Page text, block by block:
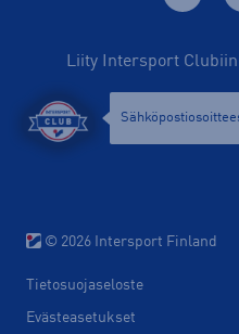
Liity Intersport
© 2026 Intersport Finland
Tietosuojaseloste
Evästeasetukset